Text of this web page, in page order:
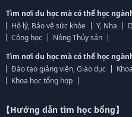
Tìm nơi du học mà có thể học
Hộ lý, Bảo vệ sức khỏe
Y, Nha
Công học
Nông Thủy sản
Tìm nơi du học mà có thể học
Đào tạo giảng viên, Giáo dục
Khoa học tổng hợp
【Hướng dẫn tìm học bổng】